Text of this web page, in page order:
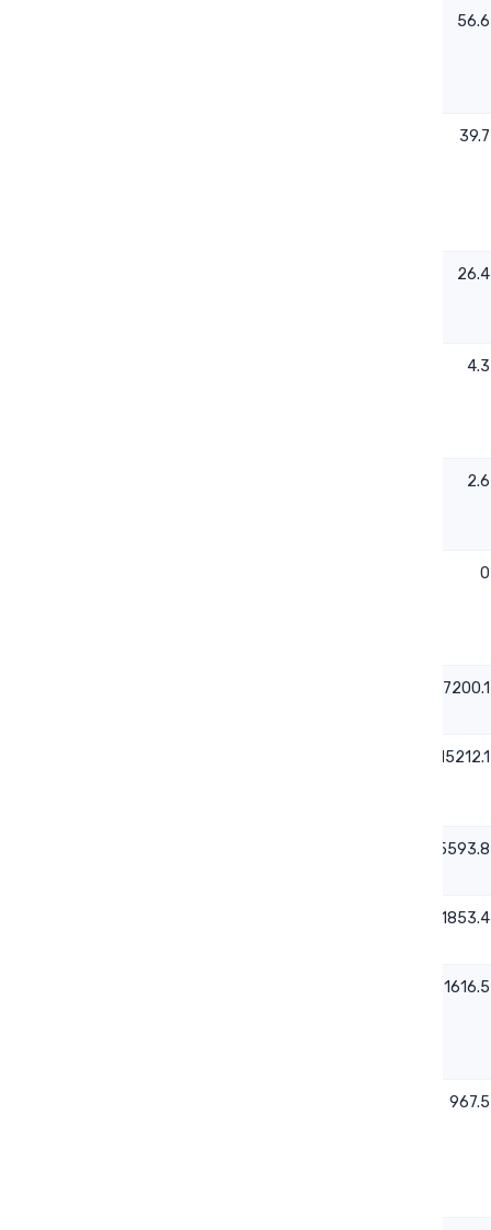
56.6
39.7
26.4
4.3
2.6
0
27200.1
15212.1
5593.8
1853.4
1616.5
967.5